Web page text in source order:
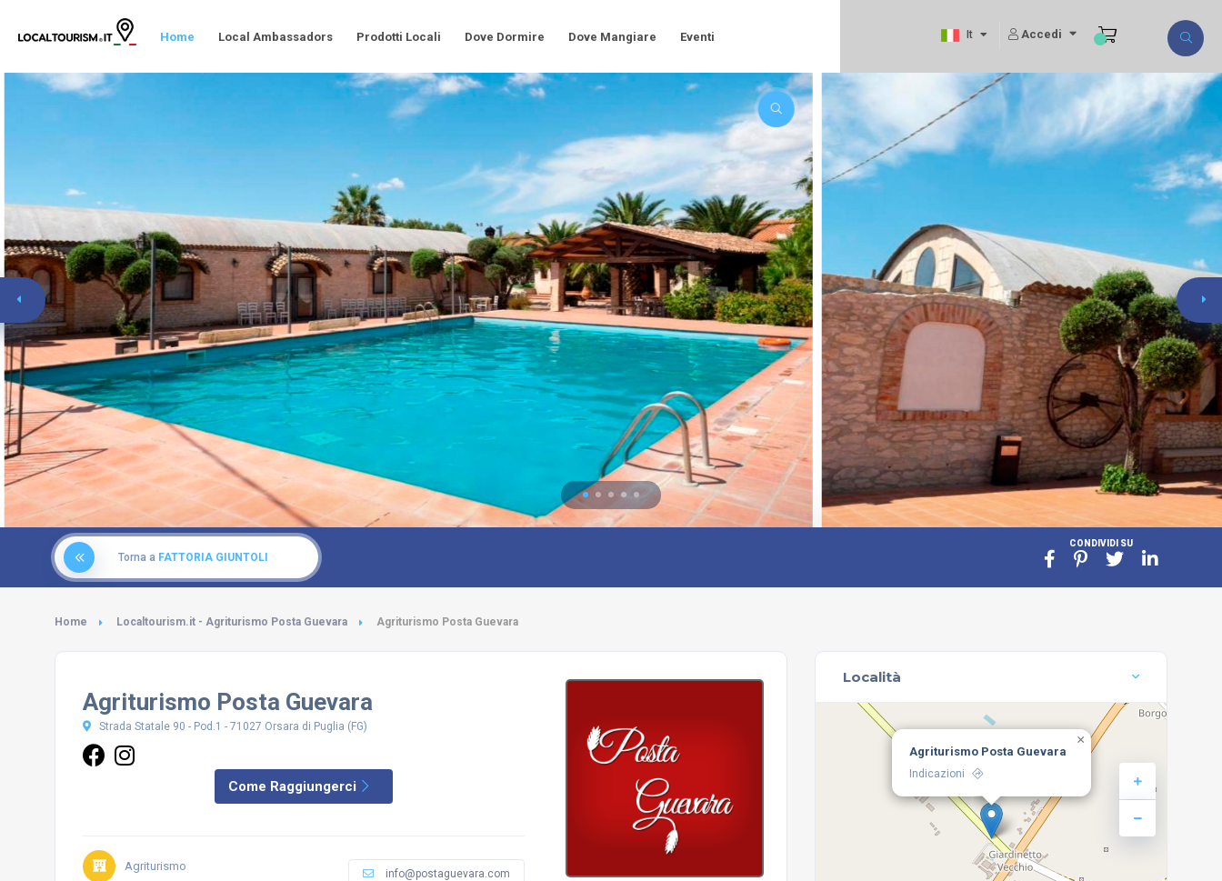
Accedi
It
Home Local Ambassadors Prodotti Locali Dove Dormire Dove Mangiare Eventi
Torna a FATTORIA GIUNTOLI
CONDIVIDI SU
Home Localtourism.it - Agriturismo Posta Guevara Agriturismo Posta Guevara
Agriturismo Posta Guevara
Strada Statale 90 - Pod.1 - 71027 Orsara di Puglia (FG)
Come Raggiungerci
Agriturismo
info@postaguevara.com
Località
Agriturismo Posta Guevara
Indicazioni
×